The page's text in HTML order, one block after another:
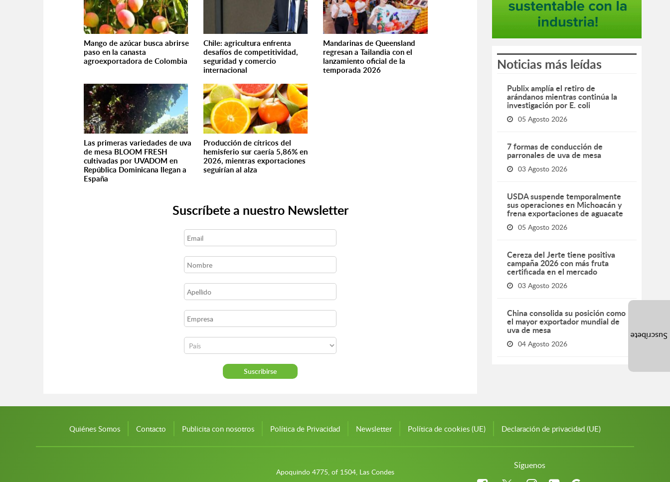
Mango de azúcar busca abrirse
paso en la canasta
agroexportadora de Colombia
Chile: agricultura enfrenta
desafíos de competitividad,
seguridad y comercio
internacional
Mandarinas de Queensland
regresan a Tailandia con el
lanzamiento oficial de la
temporada 2026
Las primeras variedades de uva
de mesa BLOOM FRESH
cultivadas por UVADOM en
República Dominicana llegan a
España
Producción de cítricos del
hemisferio sur caería 5,86% en
2026, mientras exportaciones
seguirían al alza
Suscríbete a nuestro Newsletter
Noticias más leídas
Publix amplía el retiro de
arándanos mientras continúa la
investigación por E. coli
05 Agosto 2026
7 formas de conducción de
parronales de uva de mesa
03 Agosto 2026
USDA suspende temporalmente
sus operaciones en Michoacán y
frena exportaciones de aguacate
05 Agosto 2026
Cereza del Jerte tiene positiva
campaña 2026 con más fruta
certificada en el mercado
03 Agosto 2026
China consolida su posición como
el mayor exportador mundial de
uva de mesa
04 Agosto 2026
Quiénes Somos Contacto Publicita con nosotros Política de Privacidad Newsletter Política de cookies (UE) Declaración de privacidad (UE)
Apoquindo 4775, of 1504, Las Condes
Síguenos
Suscríbete